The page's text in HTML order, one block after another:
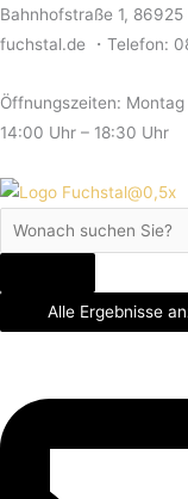
Skip
to
Bahnhofstraße 1,
fuchstal.de ・Telefon:
Öffnungszeiten:
14:00 Uhr – 18:30 Uhr
Search
...
Alle Ergebnisse
Search
...
Search
...